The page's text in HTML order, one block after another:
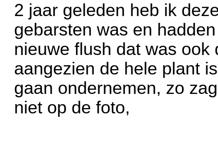
2 jaar geleden heb ik
gebarsten was en
nieuwe flush dat was
aangezien de hele plant
gaan ondernemen, zo
niet op de foto,